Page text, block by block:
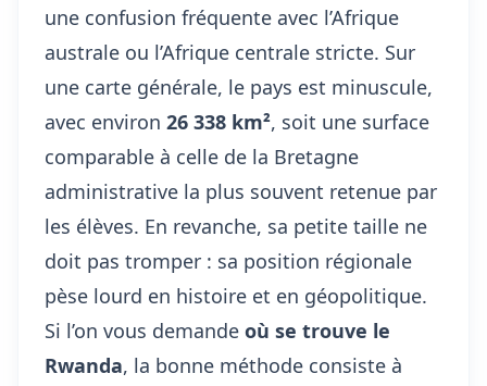
une confusion fréquente avec l’Afrique
australe ou l’Afrique centrale stricte. Sur
une carte générale, le pays est minuscule,
avec environ 26 338 km², soit une surface
comparable à celle de la Bretagne
administrative la plus souvent retenue par
les élèves. En revanche, sa petite taille ne
doit pas tromper : sa position régionale
pèse lourd en histoire et en géopolitique.
Si l’on vous demande où se trouve le
Rwanda, la bonne méthode consiste à